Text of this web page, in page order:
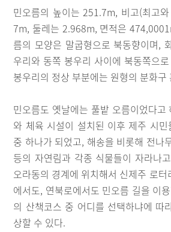
민오름의 높이는 251.7m, 비고(최고
7m, 둘레는 2.968m, 면적은
름의 모양은 말굽형으로 북동향이며,
우리와 동쪽 봉우리 사이에 북동쪽으
봉우리의 정상 부분에는 원형의 분화구
민오름도 옛날에는 풀밭 오름이었다고
와 체육 시설이 설치된 이후 제주 시
중 하나가 되었고, 해송을 비롯해 전나
등의 자연림과 각종 식물들이 자라나
오라동의 경계에 위치해서 신제주 로
에서도, 연북로에서도 민오름 길을 이
의 산책코스 중 어디를 선택하냐에 따
상할 수 있다.